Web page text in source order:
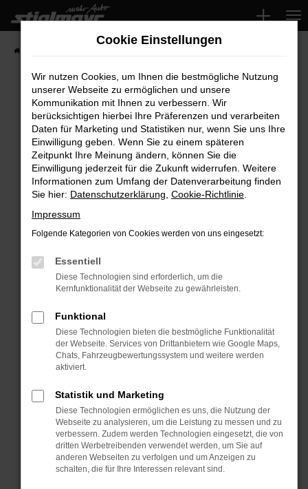
Zum
Hauptinhalt
springen
Fehler: Network Error
Beim Laden ist ein Fehler aufgetreten.
Hier sind ein paar Tipps, die dir helfen können:
Überprüfe deine Firewall und deine
Internetverbindung.
Laden andere Webseiten, zum Beispiel deine
Manche Erweiterungen, wie Werbeblocker,
können das Laden bestimmter Seiten
verhindern. Funktioniert die Seite in einem
Fenster?
Starte dein Gerät neu.
Das kann manchmal helfen, vorübergehende
Probleme zu beheben.
Stelle sicher, dass dein Browser und dein
Betriebssystem auf dem neuesten Stand
sind.
Veraltete Software birgt nicht nur ein
Sicherheitsrisiko, sondern kann auch dazu
führen, dass bestimmte Funktionen nicht mehr
Cookie Einstellungen
Wir nutzen Cookies, um Ihnen die bestmögliche Nutzung
unserer Webseite zu ermöglichen und unsere
Kommunikation mit Ihnen zu verbessern. Wir
berücksichtigen hierbei Ihre Präferenzen und verarbeiten
Daten für Marketing und Statistiken nur, wenn Sie uns Ihre
Einwilligung geben. Wenn Sie zu einem späteren
Zeitpunkt Ihre Meinung ändern, können Sie die
Einwilligung jederzeit für die Zukunft widerrufen. Weitere
Informationen zum Umfang der Datenverarbeitung finden
Sie hier: Datenschutzerklärung Cookie-Richtlinie
Impressum
Folgende Kategorien von Cookies werden von uns eingesetzt:
Essentiell
Diese Technologien sind erforderlich, um die
Kernfunktionalität der Webseite zu gewährleisten.
Funktional
Diese Technologien bieten die bestmögliche Funktionalität
der Webseite. Services von Drittanbietern wie Google Maps,
Chats, Fahrzeugbewertungssystem und weitere werden
aktiviert.
Statistik und Marketing
Diese Technologien ermöglichen es uns, die Nutzung der
Webseite zu analysieren, um die Leistung zu messen und zu
verbessern. Zudem werden Technologien eingesetzt, die von
dritten Werbetreibenden verwendet werden, um Sie auf
anderen Webseiten zu verfolgen und um Anzeigen zu
schalten, die für Ihre Interessen relevant sind.